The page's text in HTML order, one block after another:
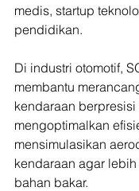
medis, startup
pendidikan.
Di industri otomotif,
membantu
kendaraan
mengoptimalkan
mensimulasikan
kendaraan agar
bahan bakar.